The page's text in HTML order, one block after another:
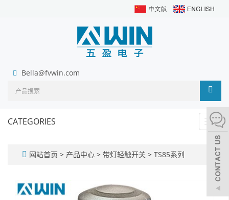
Bella@fvwin.com
CATEGORIES
网站首页 > 产品中心 > 带灯轻触开关 > TS85系列